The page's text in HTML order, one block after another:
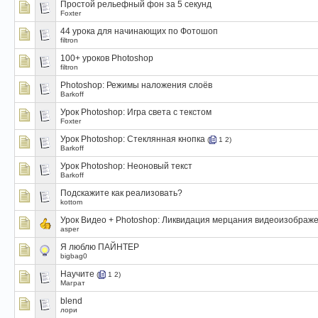
Простой рельефный фон за 5 секунд
Foxter
44 урока для начинающих по Фотошоп
filtron
100+ уроков Photoshop
filtron
Photoshop: Режимы наложения слоёв
Barkoff
Урок Photoshop: Игра света с текстом
Foxter
Урок Photoshop: Стеклянная кнопка ( 1 2)
Barkoff
Урок Photoshop: Неоновый текст
Barkoff
Подскажите как реализовать?
kottom
Урок Видео + Photoshop: Ликвидация мерцания
asper
Я люблю ПАЙНТЕР
bigbag0
Научите ( 1 2)
Маграт
blend
лори